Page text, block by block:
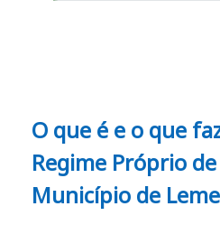
O que é e o que
Regime Próprio
Município de Leme